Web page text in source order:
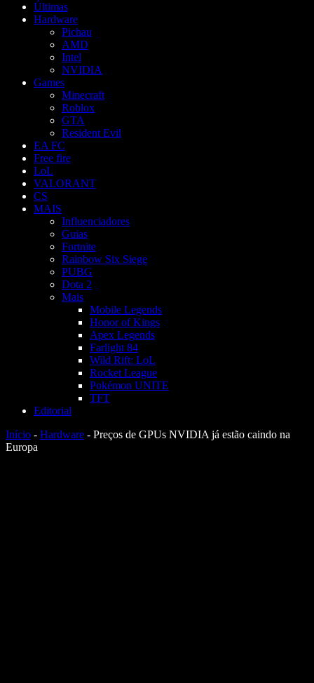
Últimas
Hardware
Pichau
AMD
Intel
NVIDIA
Games
Minecraft
Roblox
GTA
Resident Evil
EA FC
Free fire
LoL
VALORANT
CS
MAIS
Influenciadores
Guias
Fortnite
Rainbow Six Siege
PUBG
Dota 2
Mais
Mobile Legends
Honor of Kings
Apex Legends
Farlight 84
Wild Rift: LoL
Rocket League
Pokémon UNITE
TFT
Editorial
Início - Hardware - Preços de GPUs NVIDIA já estão caindo na
Europa